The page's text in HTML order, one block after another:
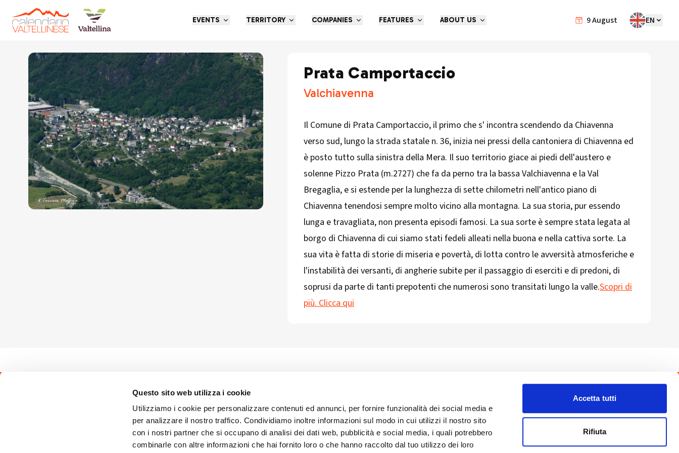
Questo sito web utilizza i cookie
Utilizziamo i cookie per personalizzare contenuti ed annunci, per fornire funzionalità dei social media e
per analizzare il nostro traffico. Condividiamo inoltre informazioni sul modo in cui utilizzi il nostro sito
con i nostri partner che si occupano di analisi dei dati web, pubblicità e social media, i quali potrebbero
combinarle con altre informazioni che hai fornito loro o che hanno raccolto dal tuo utilizzo dei loro
Accetta tutti
Rifiuta
9August EN
EVENTS TERRITORY COMPANIES FEATURES ABOUT US
Go back
Prata Camportaccio
Valchiavenna
Il Comune di Prata Camportaccio, il primo che s' incontra scendendo da Chiavenna
verso sud, lungo la strada statale n. 36, inizia nei pressi della cantoniera di Chiavenna ed
è posto tutto sulla sinistra della Mera. Il suo territorio giace ai piedi dell'austero e
solenne Pizzo Prata (m.2727) che fa da perno tra la bassa Valchiavenna e la Val
Bregaglia, e si estende per la lunghezza di sette chilometri nell'antico piano di
Chiavenna tenendosi sempre molto vicino alla montagna. La sua storia, pur essendo
lunga e travagliata, non presenta episodi famosi. La sua sorte è sempre stata legata al
borgo di Chiavenna di cui siamo stati fedeli alleati nella buona e nella cattiva sorte. La
sua vita è fatta di storie di miseria e povertà, di lotta contro le avversità atmosferiche e
l'instabilità dei versanti, di angherie subite per il passaggio di eserciti e di predoni, di
soprusi da parte di tanti prepotenti che numerosi sono transitati lungo la valle.Scopri di
più. Clicca qui
CF/PI 01035400140
ISCR. REA SO 77902
artideaitaliasrls@legalmail.it
Copyright 2025 © Calendario Valtellinese
Made by Dijiti